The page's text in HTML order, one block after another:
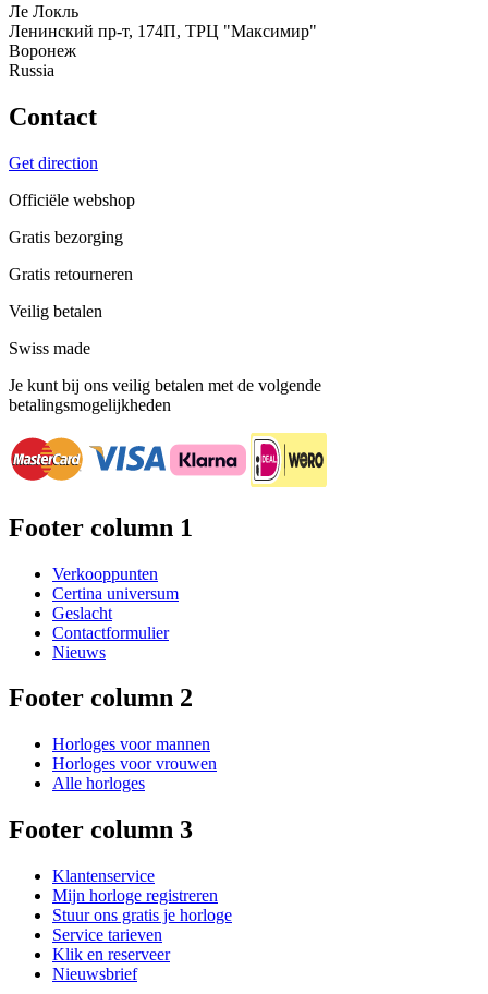
Ле Локль
Ленинский пр-т, 174П, ТРЦ "Максимир"
Воронеж
Russia
Contact
Get direction
Officiële webshop
Gratis bezorging
Gratis retourneren
Veilig betalen
Swiss made
Je kunt bij ons veilig betalen met de volgende
betalingsmogelijkheden
Footer column 1
Verkooppunten
Certina universum
Geslacht
Contactformulier
Nieuws
Footer column 2
Horloges voor mannen
Horloges voor vrouwen
Alle horloges
Footer column 3
Klantenservice
Mijn horloge registreren
Stuur ons gratis je horloge
Service tarieven
Klik en reserveer
Nieuwsbrief